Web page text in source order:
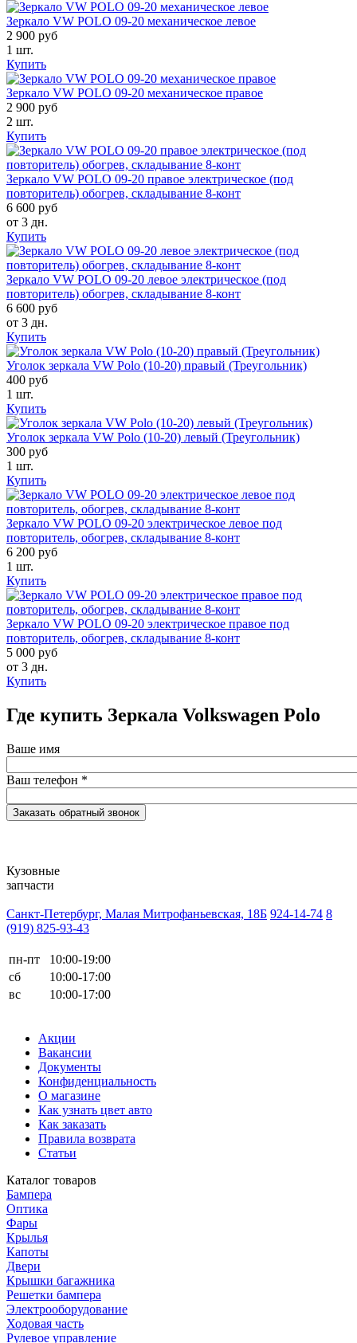
Зеркало VW POLO 09-20 механическое левое
2 900 руб
1 шт.
Купить
Зеркало VW POLO 09-20 механическое правое
2 900 руб
2 шт.
Купить
Зеркало VW POLO 09-20 правое электрическое (под
повторитель) обогрев, складывание 8-конт
6 600 руб
от 3 дн.
Купить
Зеркало VW POLO 09-20 левое электрическое (под
повторитель) обогрев, складывание 8-конт
6 600 руб
от 3 дн.
Купить
Уголок зеркала VW Polo (10-20) правый (Треугольник)
400 руб
1 шт.
Купить
Уголок зеркала VW Polo (10-20) левый (Треугольник)
300 руб
1 шт.
Купить
Зеркало VW POLO 09-20 электрическое левое под
повторитель, обогрев, складывание 8-конт
6 200 руб
1 шт.
Купить
Зеркало VW POLO 09-20 электрическое правое под
повторитель, обогрев, складывание 8-конт
5 000 руб
от 3 дн.
Купить
Где купить Зеркала Volkswagen Polo
Ваше имя
Ваш телефон *
Кузовные
запчасти
Санкт-Петербург, Малая Митрофаньевская, 18Б 924-14-74 8
(919) 825-93-43
пн-пт
10:00-19:00
сб
10:00-17:00
вс
10:00-17:00
Акции
Вакансии
Документы
Конфиденциальность
О магазине
Как узнать цвет авто
Как заказать
Правила возврата
Статьи
Каталог товаров
Бампера
Оптика
Фары
Крылья
Капоты
Двери
Крышки багажника
Решетки бампера
Электрооборудование
Ходовая часть
Рулевое управление